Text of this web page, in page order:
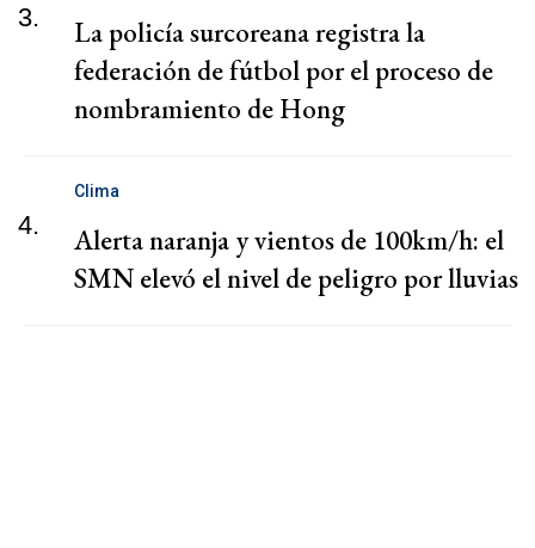
3.
La policía surcoreana registra la
federación de fútbol por el proceso de
nombramiento de Hong
4.
Clima
Alerta naranja y vientos de 100km/h: el
SMN elevó el nivel de peligro por lluvias